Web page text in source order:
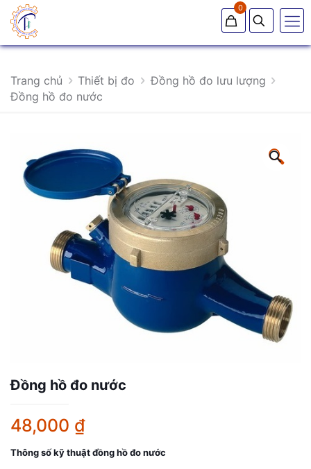
0
Trang chủ Thiết bị đo
Đồng hồ đo lưu lượng
Đồng hồ đo nước
🔍
Đồng hồ đo nước
48,000 ₫
Thông số kỹ thuật đồng hồ đo nước